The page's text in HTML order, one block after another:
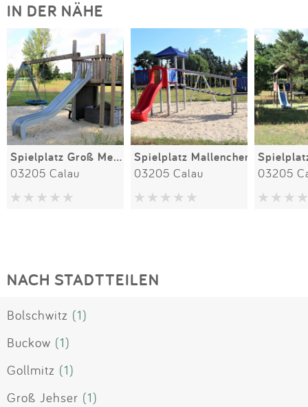
IN DER NÄHE
Spielplatz Groß Mehßow
03205 Calau
Spielplatz Mallenchen
03205 Calau 03205
NACH STADTTEILEN
Bolschwitz (1)
Buckow (1)
Gollmitz (1)
Groß Jehser (1)